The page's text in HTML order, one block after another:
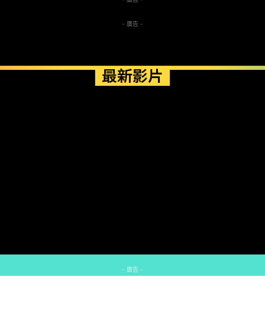
- 廣告 -
最新影片
- 廣告 -